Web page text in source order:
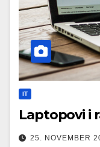
IT
Laptopovi i
25. NOVEMBER